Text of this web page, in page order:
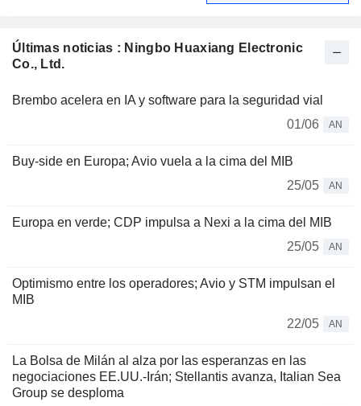
Últimas noticias : Ningbo Huaxiang Electronic
Co., Ltd.
Brembo acelera en IA y software para la seguridad vial
01/06
AN
Buy-side en Europa; Avio vuela a la cima del MIB
25/05
AN
Europa en verde; CDP impulsa a Nexi a la cima del MIB
25/05
AN
Optimismo entre los operadores; Avio y STM impulsan el
MIB
22/05
AN
La Bolsa de Milán al alza por las esperanzas en las
negociaciones EE.UU.-Irán; Stellantis avanza, Italian Sea
Group se desploma